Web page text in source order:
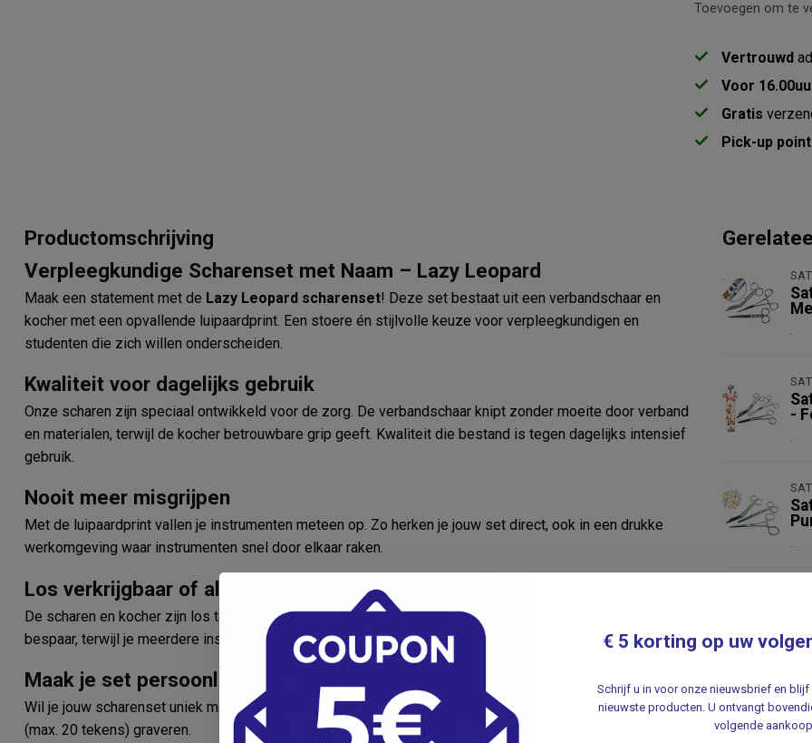
Toevoegen om te
Vertrouwd
Voor
Gratis
Pick-up point
Productomschrijving
Verpleegkundige Scharenset met Naam – Lazy Leopard
Maak een statement met de Lazy Leopard scharenset! Deze set bestaat uit een verbandschaar en
kocher met een opvallende luipaardprint. Een stoere én stijlvolle keuze voor verpleegkundigen en
studenten die zich willen onderscheiden.
Kwaliteit voor dagelijks gebruik
Onze scharen zijn speciaal ontwikkeld voor de zorg. De verbandschaar knipt zonder moeite door verband
en materialen, terwijl de kocher betrouwbare grip geeft. Kwaliteit die bestand is tegen dagelijks intensief
gebruik.
Nooit meer misgrijpen
Met de luipaardprint vallen je instrumenten meteen op. Zo herken je jouw set direct, ook in een drukke
werkomgeving waar instrumenten snel door elkaar raken.
Los verkrijgbaar of als voordeelset
De scharen en kocher zijn los te bestellen, maar ook als complete set. Kies voor de voordeelset en
bespaar, terwijl je meerdere instrumenten in dezelfde stijlvolle print hebt.
Maak je set persoonlijk met gravering
Wil je jouw scharenset uniek maken? Kies voor de graveeroptie en laat een naam, initialen of korte tekst
(max. 20 tekens) graveren.
.
-
.
.
.
-
€ 5 korting op uw
Schrijf u in voor onze nieuwsbrief en
nieuwste producten. U ontvangt
volgende